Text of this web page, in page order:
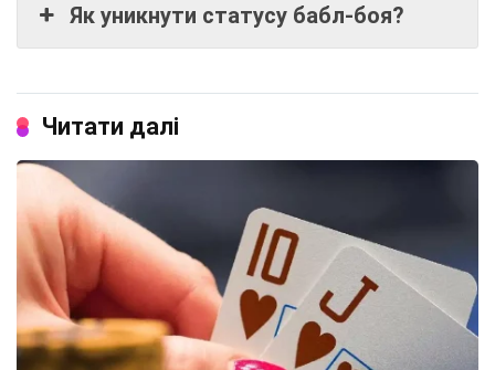
Як уникнути статусу бабл-боя?
Читати далі